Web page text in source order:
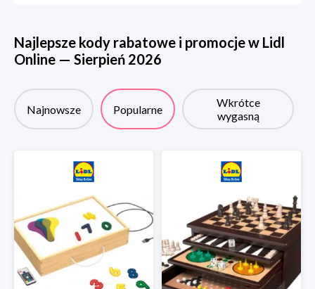
Najlepsze kody rabatowe i promocje w Lidl
Online — Sierpień 2026
Najnowsze Popularne
Wkrótce
wygasną